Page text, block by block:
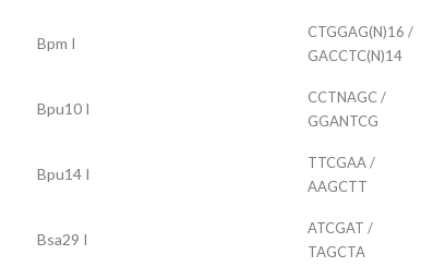
Bpm I
CTGGAG(N)16 /
GACCTC(N)14
Bpu10 I
CCTNAGC /
GGANTCG
Bpu14 I
TTCGAA /
AAGCTT
Bsa29 I
ATCGAT /
TAGCTA